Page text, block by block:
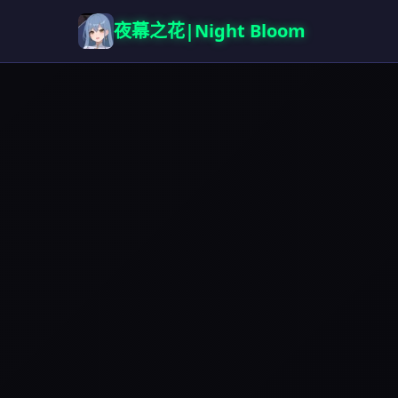
夜幕之花|Night Bloom